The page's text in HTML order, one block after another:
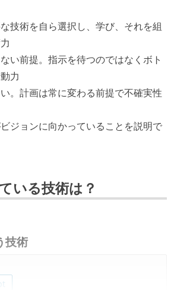
技術を自ら選択し、学び、それを組
い前提。指示を待つのではなくボト
力
。計画は常に変わる前提で不確実性
ジョンに向かっていることを説明で
いる技術は？
技術